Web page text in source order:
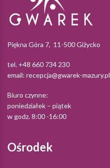
Piękna Góra 7, 11-500 Giżycko
tel. +48 660 734 230
email: recepcja@gwarek-mazury.pl
Biuro czynne:
poniedziałek – piątek
w godz. 8:00 -16:00
Ośrodek